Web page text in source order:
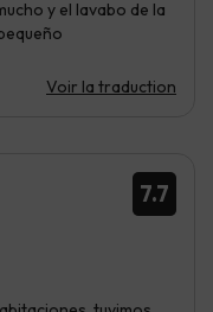
y el lavabo de la
Voir la traduction
7.7